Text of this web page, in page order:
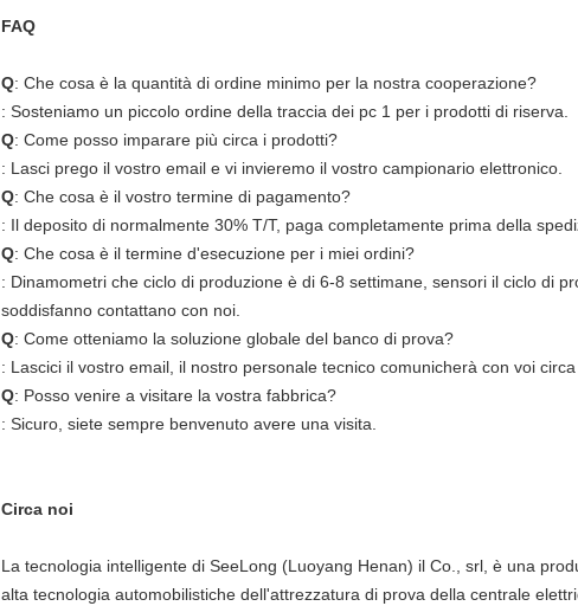
FAQ
Q: Che cosa è la quantità di ordine minimo per la nostra cooperazione?
: Sosteniamo un piccolo ordine della traccia dei pc 1 per i prodotti di riserva.
Q: Come posso imparare più circa i prodotti?
: Lasci prego il vostro email e vi invieremo il vostro campionario elettronico.
Q: Che cosa è il vostro termine di pagamento?
: Il deposito di normalmente 30% T/T, paga completamente prima della
Q: Che cosa è il termine d'esecuzione per i miei ordini?
: Dinamometri che ciclo di produzione è di 6-8 settimane, sensori il ciclo di
soddisfanno contattano con noi.
Q: Come otteniamo la soluzione globale del banco di prova?
: Lascici il vostro email, il nostro personale tecnico comunicherà con voi
Q: Posso venire a visitare la vostra fabbrica?
: Sicuro, siete sempre benvenuto avere una visita.
Circa noi
La tecnologia intelligente di SeeLong (Luoyang Henan) il Co., srl, è una
alta tecnologia automobilistiche dell'attrezzatura di prova della centrale